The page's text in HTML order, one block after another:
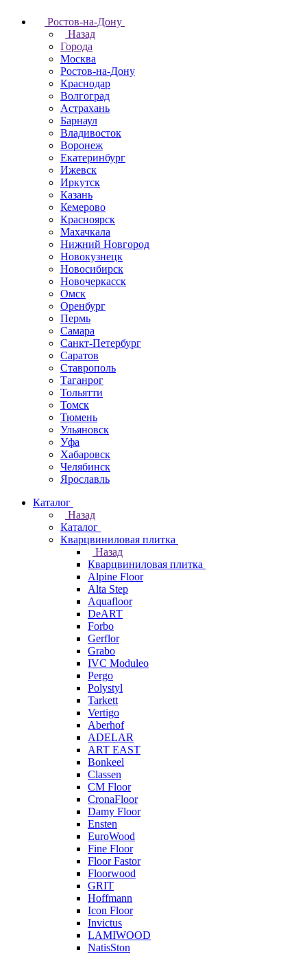
Ростов-на-Дону
Назад
Города
Москва
Ростов-на-Дону
Краснодар
Волгоград
Астрахань
Барнаул
Владивосток
Воронеж
Екатеринбург
Ижевск
Иркутск
Казань
Кемерово
Красноярск
Махачкала
Нижний Новгород
Новокузнецк
Новосибирск
Новочеркаcск
Омск
Оренбург
Пермь
Самара
Санкт-Петербург
Саратов
Ставрополь
Таганрог
Тольятти
Томск
Тюмень
Ульяновск
Уфа
Хабаровск
Челябинск
Ярославль
Каталог
Назад
Каталог
Кварцвиниловая плитка
Назад
Кварцвиниловая плитка
Alpine Floor
Alta Step
Aquafloor
DeART
Forbo
Gerflor
Grabo
IVC Moduleo
Pergo
Polystyl
Tarkett
Vertigo
Aberhof
ADELAR
ART EAST
Bonkeel
Classen
CM Floor
CronaFloor
Damy Floor
Ensten
EuroWood
Fine Floor
Floor Fastor
Floorwood
GRIT
Hoffmann
Icon Floor
Invictus
LAMIWOOD
NatisSton